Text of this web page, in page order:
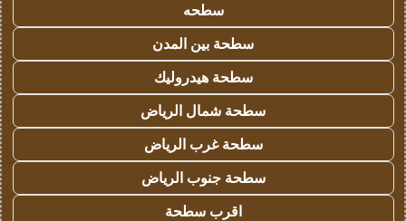
سطحه
سطحة بين المدن
سطحة هيدروليك
سطحة شمال الرياض
سطحة غرب الرياض
سطحة جنوب الرياض
اقرب سطحة